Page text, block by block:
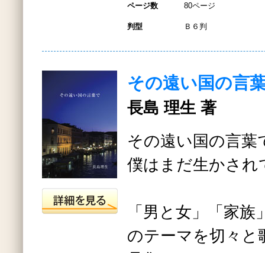
ページ数 80ページ
判型 Ｂ６判
その遠い国の言
長島 理生 著
その遠い国の言葉
僕はまだ生かされ
「男と女」「家
のテーマを切々と